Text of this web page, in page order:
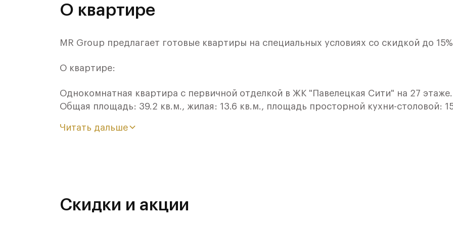
О квартире
MR Group предлагает готовые квартиры на специальных условиях со скидкой до
О квартире:
Однокомнатная квартира с первичной отделкой в ЖК "Павелецкая Сити" на 27 этаже.
Общая площадь: 39.2 кв.м., жилая: 13.6 кв.м., площадь просторной кухни-столовой:
раздельный санузел. Высота потолков 3.0 м.
Оформление сделки по договору долевого участия.
Читать дальше
Скидки и акции